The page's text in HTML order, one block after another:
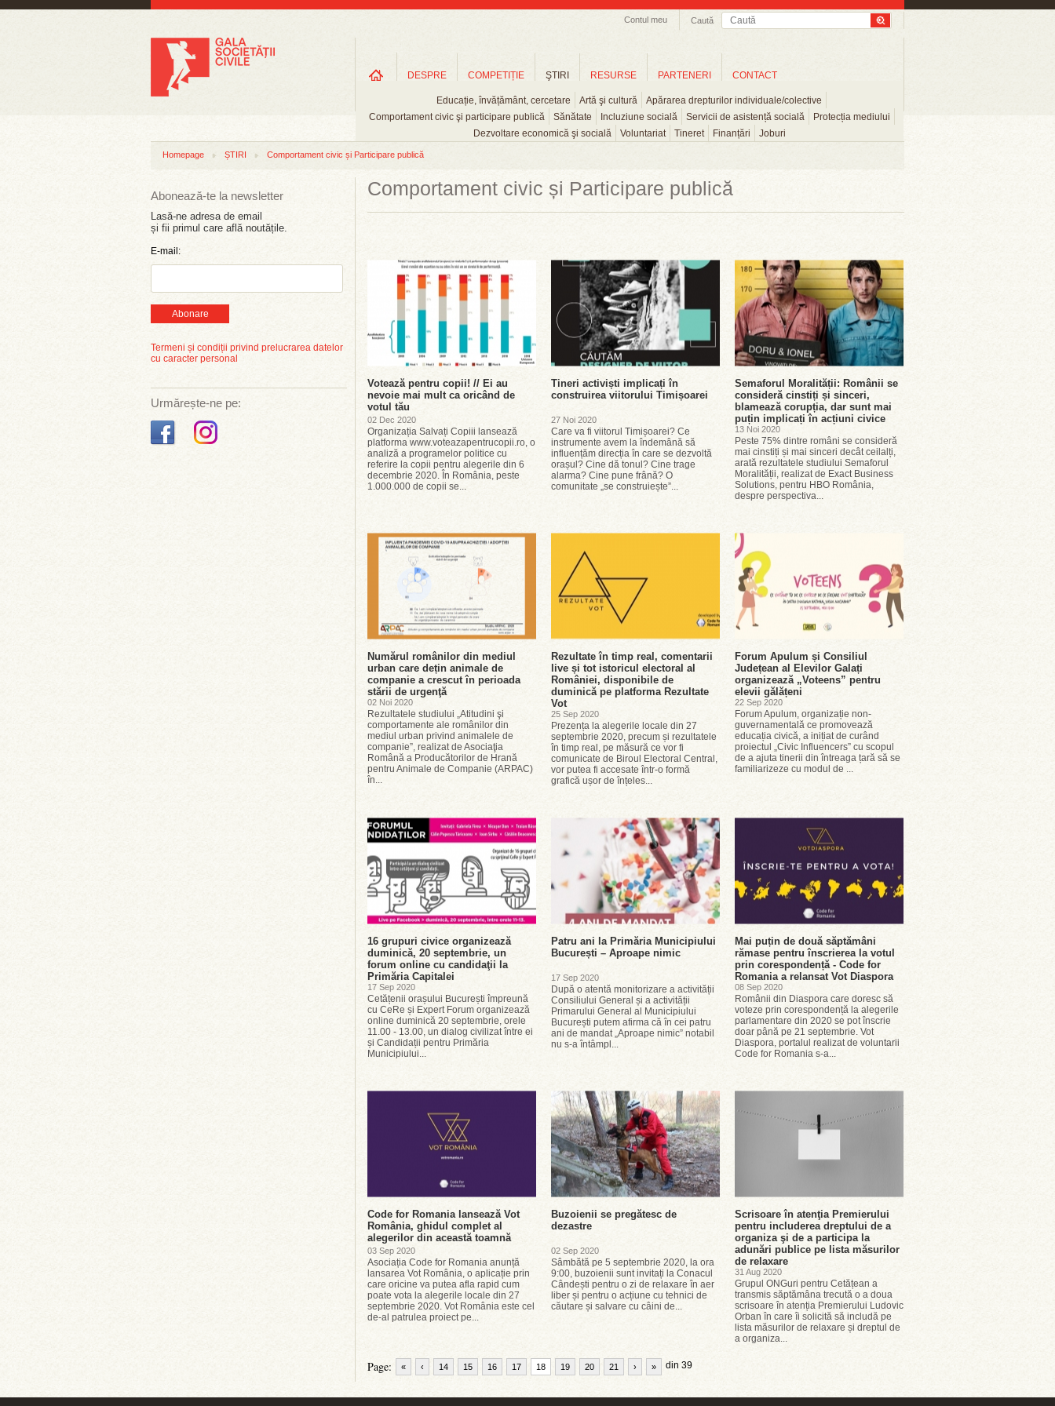
Caută
Contul meu
DESPRE COMPETIȚIE ŞTIRI
Educație, învățământ, cercetare Artă şi cultură
Apărarea drepturilor individuale/colective
Comportament civic şi participare publică
Sănătate Incluziune socială Servicii de asistență socială
Protecția mediului
Dezvoltare economică şi socială
Voluntariat Tineret Finanțări Joburi
RESURSE PARTENERI CONTACT
Homepage ȘTIRI Comportament civic și Participare publică
Abonează-te la newsletter
Lasă-ne adresa de email
și fii primul care află noutățile.
E-mail:
Abonare
Termeni și condiții privind prelucrarea datelor
cu caracter personal
Urmărește-ne pe:
Comportament civic și Participare publică
Votează pentru copii! // Ei au
nevoie mai mult ca oricând de
votul tău
02 Dec 2020
Organizația Salvați Copiii lansează
platforma www.voteazapentrucopii.ro, o
analiză a programelor politice cu
referire la copii pentru alegerile din 6
decembrie 2020. În România, peste
1.000.000 de copii se...
Tineri activiști implicați în
construirea viitorului Timișoarei
27 Noi 2020
Care va fi viitorul Timișoarei? Ce
instrumente avem la îndemână să
influențăm direcția în care se dezvoltă
orașul? Cine dă tonul? Cine trage
alarma? Cine pune frână? O
comunitate „se construiește”...
Semaforul Moralității: Românii se
consideră cinstiți și sinceri,
blamează corupția, dar sunt mai
puțin implicați în acțiuni civice
13 Noi 2020
Peste 75% dintre români se consideră
mai cinstiți și mai sinceri decât ceilalți,
arată rezultatele studiului Semaforul
Moralității, realizat de Exact Business
Solutions, pentru HBO România,
despre perspectiva...
Numărul românilor din mediul
urban care dețin animale de
companie a crescut în perioada
stării de urgenţă
02 Noi 2020
Rezultatele studiului „Atitudini şi
comportamente ale românilor din
mediul urban privind animalele de
companie”, realizat de Asociaţia
Română a Producătorilor de Hrană
pentru Animale de Companie (ARPAC)
în...
Rezultate în timp real, comentarii
live și tot istoricul electoral al
României, disponibile de
duminică pe platforma Rezultate
Vot
25 Sep 2020
Prezența la alegerile locale din 27
septembrie 2020, precum și rezultatele
în timp real, pe măsură ce vor fi
comunicate de Biroul Electoral Central,
vor putea fi accesate într-o formă
grafică ușor de înțeles...
Forum Apulum și Consiliul
Județean al Elevilor Galați
organizează „Voteens” pentru
elevii gălățeni
22 Sep 2020
Forum Apulum, organizație non-
guvernamentală ce promovează
educația civică, a inițiat de curând
proiectul „Civic Influencers” cu scopul
de a ajuta tinerii din întreaga țară să se
familiarizeze cu modul de ...
16 grupuri civice organizează
duminică, 20 septembrie, un
forum online cu candidaţii la
Primăria Capitalei
17 Sep 2020
Cetățenii orașului București împreună
cu CeRe și Expert Forum organizează
online duminică 20 septembrie, orele
11.00 - 13.00, un dialog civilizat între ei
și Candidații pentru Primăria
Municipiului...
Patru ani la Primăria Municipiului
București – Aproape nimic
17 Sep 2020
După o atentă monitorizare a activității
Consiliului General și a activității
Primarului General al Municipiului
București putem afirma că în cei patru
ani de mandat „Aproape nimic” notabil
nu s-a întâmpl...
Mai puțin de două săptămâni
rămase pentru înscrierea la votul
prin corespondență - Code for
Romania a relansat Vot Diaspora
08 Sep 2020
Românii din Diaspora care doresc să
voteze prin corespondență la alegerile
parlamentare din 2020 se pot înscrie
doar până pe 21 septembrie. Vot
Diaspora, portalul realizat de voluntarii
Code for Romania s-a...
Code for Romania lansează Vot
România, ghidul complet al
alegerilor din această toamnă
03 Sep 2020
Asociația Code for Romania anunță
lansarea Vot România, o aplicație prin
care oricine va putea afla rapid cum
poate vota la alegerile locale din 27
septembrie 2020. Vot România este cel
de-al patrulea proiect pe...
Buzoienii se pregătesc de
dezastre
02 Sep 2020
Sâmbătă pe 5 septembrie 2020, la ora
9:00, buzoienii sunt invitați la Conacul
Cândești pentru o zi de relaxare în aer
liber și pentru o acțiune cu tehnici de
căutare și salvare cu câini de...
Scrisoare în atenţia Premierului
pentru includerea dreptului de a
organiza şi de a participa la
adunări publice pe lista măsurilor
de relaxare
31 Aug 2020
Grupul ONGuri pentru Cetățean a
transmis săptămâna trecută o a doua
scrisoare în atenția Premierului Ludovic
Orban în care îi solicită să includă pe
lista măsurilor de relaxare și dreptul de
a organiza...
Page: « ‹ 14 15 16 17 18 19 20 21 din 39
› »